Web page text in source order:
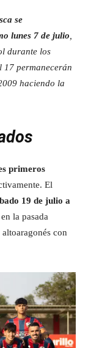
se
lunes 7 de julio
durante los
17 permanecerán
haciendo la
primeros
El
19 de julio a
la pasada
con